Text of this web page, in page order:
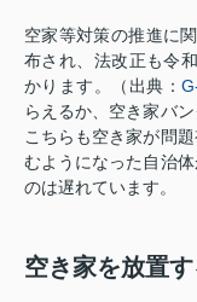
空家等対策の推進に
布され、法改正も令
かります。（出典：
らえるか、空き家バ
こちらも空き家が問
むようになった自治
のは遅れています。
空き家を放置